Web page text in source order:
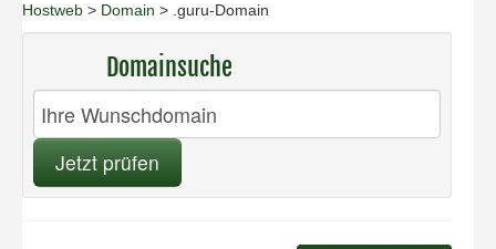
Hostweb > Domain > .guru-Domain
Domainsuche
Jetzt prüfen